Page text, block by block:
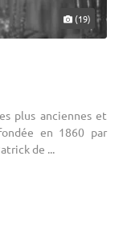
(19)
plus anciennes et
en 1860 par
de ...